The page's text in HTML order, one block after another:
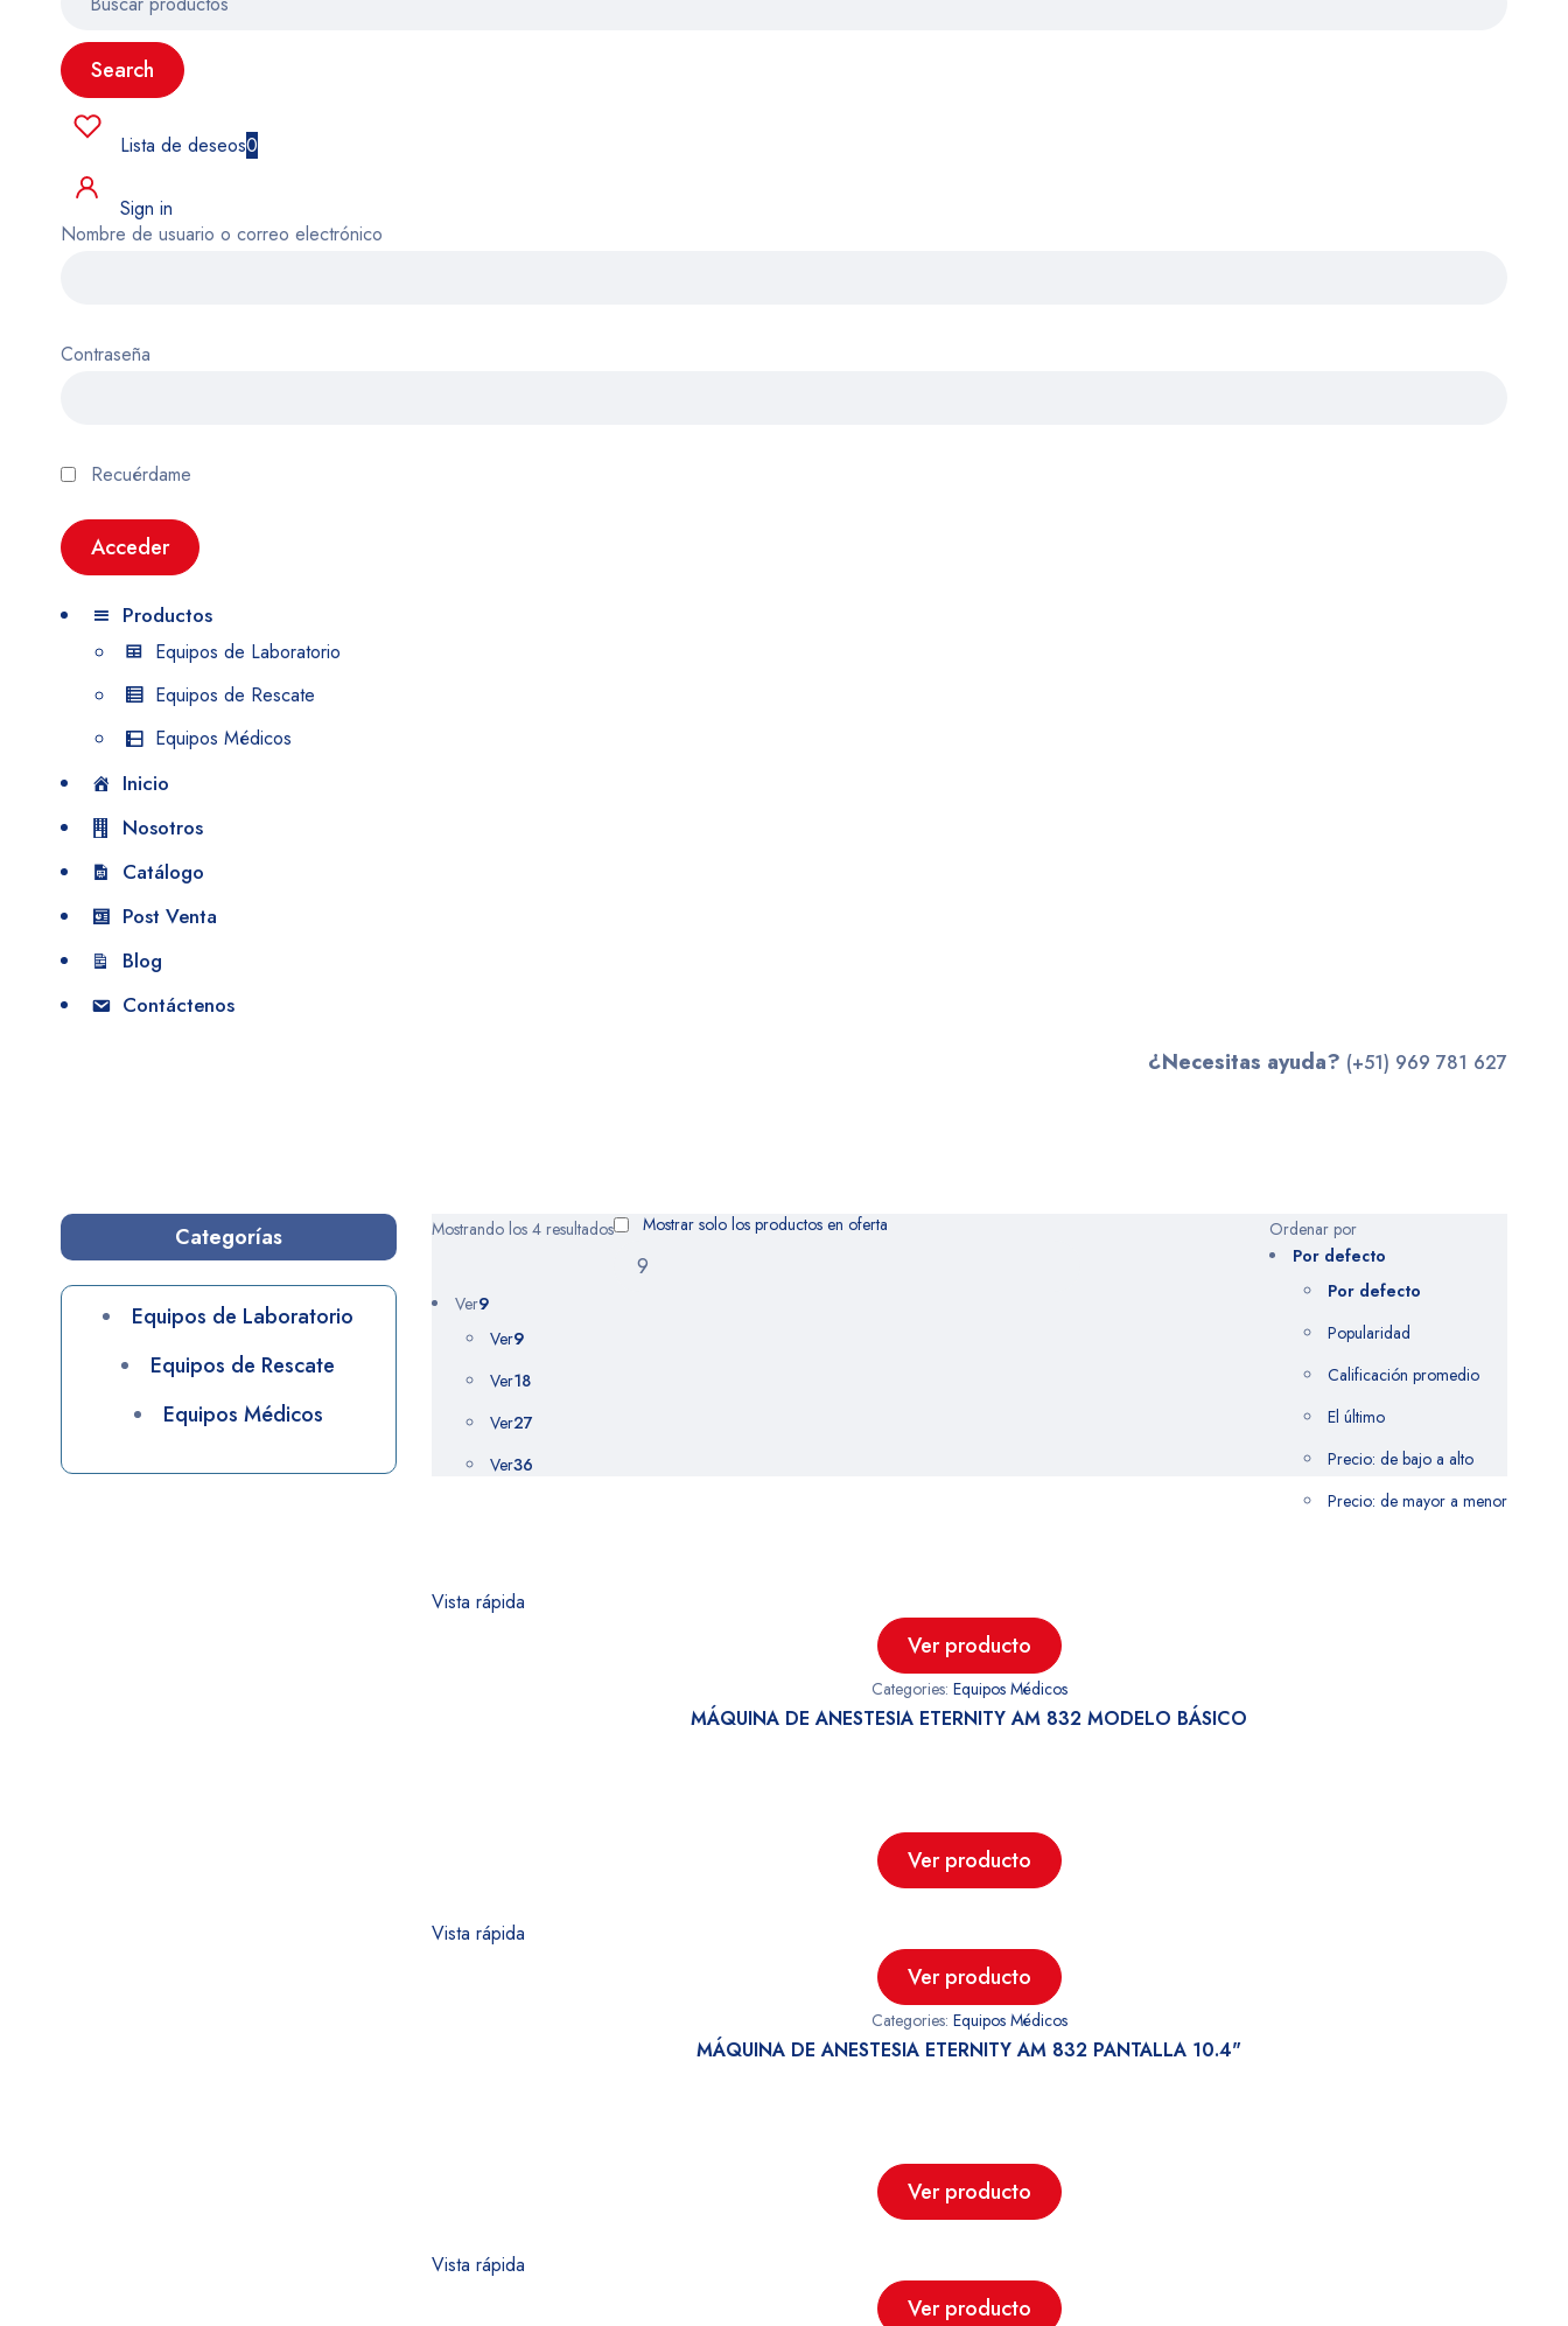
Lista de deseos0
Sign in
Nombre de usuario o correo electrónico
Contraseña
Recuérdame
Productos
Equipos de Laboratorio
Equipos de Rescate
Equipos Médicos
Inicio
Nosotros
Catálogo
Post Venta
Blog
Contáctenos
¿Necesitas ayuda? (+51) 969 781 627
Categorías
Equipos de Laboratorio
Equipos de Rescate
Equipos Médicos
Mostrando los 4 resultados
Ordenar por
Por defecto
Por defecto
Popularidad
Calificación promedio
El último
Precio: de bajo a alto
Precio: de mayor a menor
Mostrar solo los productos en oferta
Ver9
Ver9
Ver18
Ver27
Ver36
Vista rápida
Ver producto
Categories: Equipos Médicos
MÁQUINA DE ANESTESIA ETERNITY AM 832 MODELO BÁSICO
Ver producto
Vista rápida
Ver producto
Categories: Equipos Médicos
MÁQUINA DE ANESTESIA ETERNITY AM 832 PANTALLA 10.4"
Ver producto
Vista rápida
Ver producto